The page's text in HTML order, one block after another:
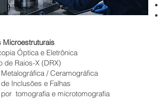
Microestruturais
Óptica e Eletrônica
de Raios-X (DRX)
/ Ceramográfica
Inclusões e Falhas
tomografia e microtomografia